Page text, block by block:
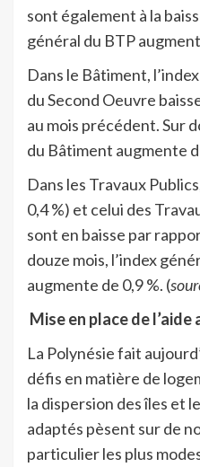
sont également à la
général du BTP
Dans le Bâtiment,
du Second Oeuvre
au mois précédent. Sur
du Bâtiment augmente
Dans les Travaux
0,4 %) et celui des
sont en baisse par
douze mois, l’index
augmente de 0,9 %. (
Mise en place de
La Polynésie fait
défis en matière de
la dispersion des îles et
adaptés pèsent sur de
particulier les plus